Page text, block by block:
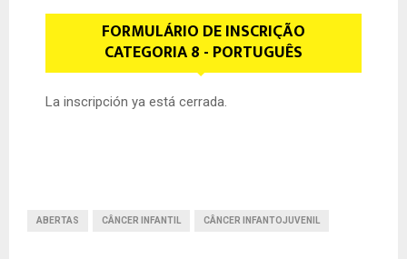
FORMULÁRIO DE INSCRIÇÃO
CATEGORIA 8 - PORTUGUÊS
La inscripción ya está cerrada.
ABERTAS CÂNCER INFANTIL CÂNCER INFANTOJUVENIL